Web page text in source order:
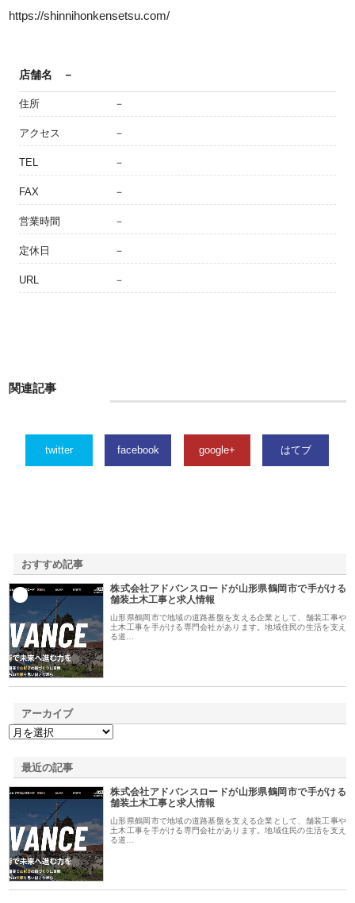
https://shinnihonkensetsu.com/
店舗名 －
住所 －
アクセス －
TEL －
FAX －
営業時間 －
定休日 －
URL －
関連記事
twitter facebook google+ はてブ
おすすめ記事
株式会社アドバンスロードが山形県鶴岡市で手がける
舗装土木工事と求人情報
山形県鶴岡市で地域の道路基盤を支える企業として、舗装工事や
土木工事を手がける専門会社があります。地域住民の生活を支え
る道…
アーカイブ
最近の記事
株式会社アドバンスロードが山形県鶴岡市で手がける
舗装土木工事と求人情報
山形県鶴岡市で地域の道路基盤を支える企業として、舗装工事や
土木工事を手がける専門会社があります。地域住民の生活を支え
る道…